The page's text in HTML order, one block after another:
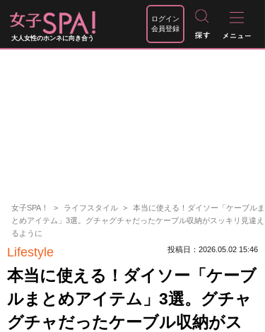
大人女性のホンネに向き合う
ログイン
会員登録
女子SPA！ ライフスタイル
本当に使える！ダイソー「ケーブルま
とめアイテム」3選。グチャグチャだったケーブル収納がスッキリ見違え
るように
Lifestyle 投稿日：2026.05.02 15:46
本当に使える！ダイソー「ケーブ
ルまとめアイテム」3選。グチャ
グチャだったケーブル収納がス